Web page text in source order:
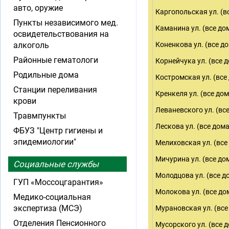
Каргопольская ул.
Каманина ул. (все
Коненкова ул. (все
Корнейчука ул. (все
Костромская ул.
Кренкеля ул. (все
Леваневского ул.
Лескова ул. (все
Мелиховская ул.
Мичурина ул. (все
Молодцова ул. (все
Молокова ул. (все
Мурановская ул.
Мусорского ул. (все
авто, оружие
Пункты независимого мед.
освидетельствования на
алкоголь
Районные гематологи
Родильные дома
Станции переливания
крови
Травмпункты
ФБУЗ "Центр гигиены и
эпидемиологии"
Социальные службы
ГУП «Моссоцгарантия»
Медико-социальная
экспертиза (МСЭ)
Отделения Пенсионного